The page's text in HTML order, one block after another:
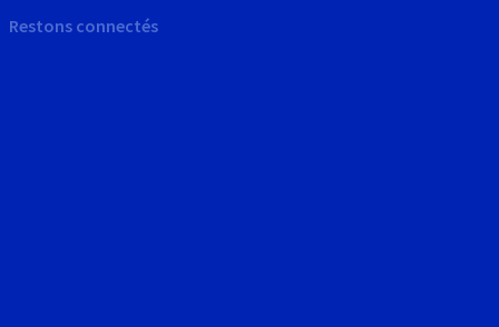
Restons connectés